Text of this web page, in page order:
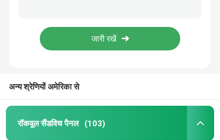
ध्वनिक सैंडविच पैनल
धातु क्लैडिंग पैनल
छिद्रित धातु की चादर
0.3-3 मिमी स्टील छिद्रित एल्यूमीनियम प्लेट एएसटीएम मानक
अन्य श्रेणियों अमेरिका से
रॉकवूल सैंडविच पैनल (103)